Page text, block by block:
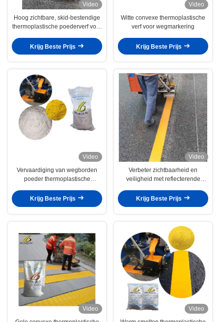
Video
Hoog zichtbare, skid-bestendige
thermoplastische poederverf voor
Krijg Beste Prijs
Video
Witte convexe thermoplastische
verf voor wegmarkering
Krijg Beste Prijs
Video
Vervaardiging van wegborden
poeder thermoplastische
Krijg Beste Prijs
Video
Verbeter zichtbaarheid en
veiligheid met reflecterende
wegmarkering
Krijg Beste Prijs
Video
Video